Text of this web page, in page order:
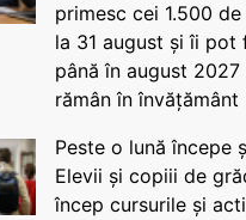
primesc cei 1.500
la 31 august și îi pot
până în august 2027
rămân în învățământ
Peste o lună începe
Elevii și copiii de
încep cursurile și